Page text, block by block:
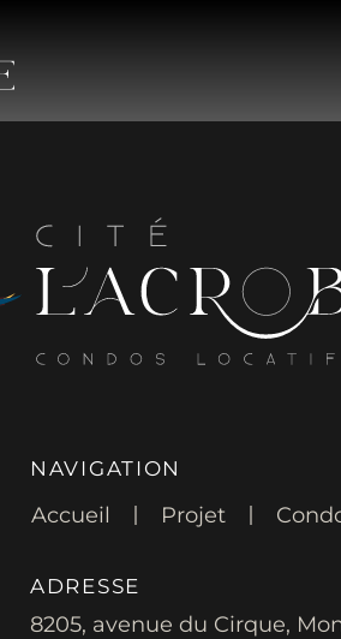
NAVIGATION
Accueil Projet
ADRESSE
8205, avenue du Cirque,